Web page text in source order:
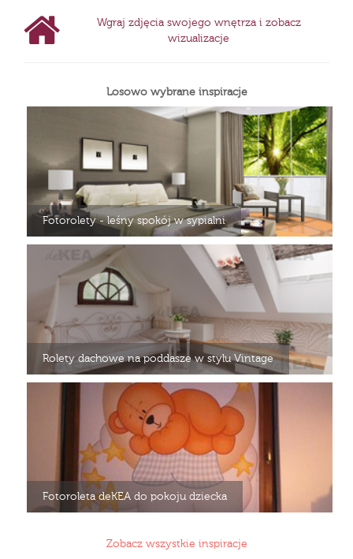
Wgraj zdjęcia swojego wnętrza i zobacz
wizualizacje
Losowo wybrane inspiracje
Fotorolety - leśny spokój w sypialni
Rolety dachowe na poddasze w stylu Vintage
Fotoroleta deKEA do pokoju dziecka
Zobacz wszystkie inspiracje